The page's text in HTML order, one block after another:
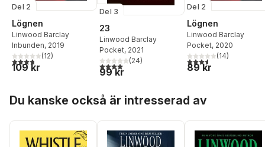
Del 2
Lögnen
Linwood Barclay
Inbunden, 2019
3,8utav 5 stjärnor. Totalt antal röster:
(12)
109 kr
Del 3
23
Linwood Barclay
Pocket, 2021
4,0utav 5 stjärnor. Totalt antal röster:
(24)
99 kr
Del 2
Lögnen
Linwood Barclay
Pocket, 2020
3,6utav 5 stjärnor.
(14)
89 kr
Du kanske också är intresserad av